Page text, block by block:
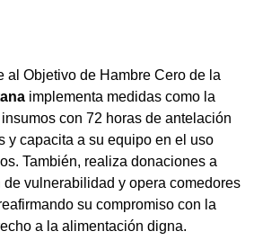
al Objetivo de Hambre Cero de la
implementa medidas como la
con 72 horas de antelación
y capacita a su equipo en el uso
También, realiza donaciones a
vulnerabilidad y opera comedores
su compromiso con la
a la alimentación digna.